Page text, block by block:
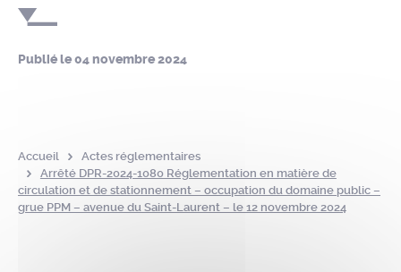
Publié le04 novembre 2024
Accueil
Actes réglementaires
Arrêté DPR-2024-1080 Réglementation en matière de
circulation et de stationnement – occupation du domaine public –
grue PPM – avenue du Saint-Laurent – le 12 novembre 2024